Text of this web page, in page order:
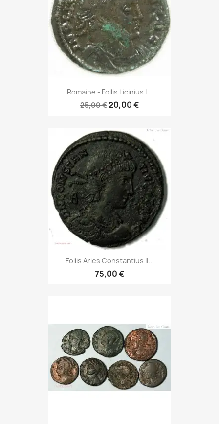
Romaine - Follis Licinius I...
25,00 €20,00 €
Follis Arles Constantius II...
75,00 €